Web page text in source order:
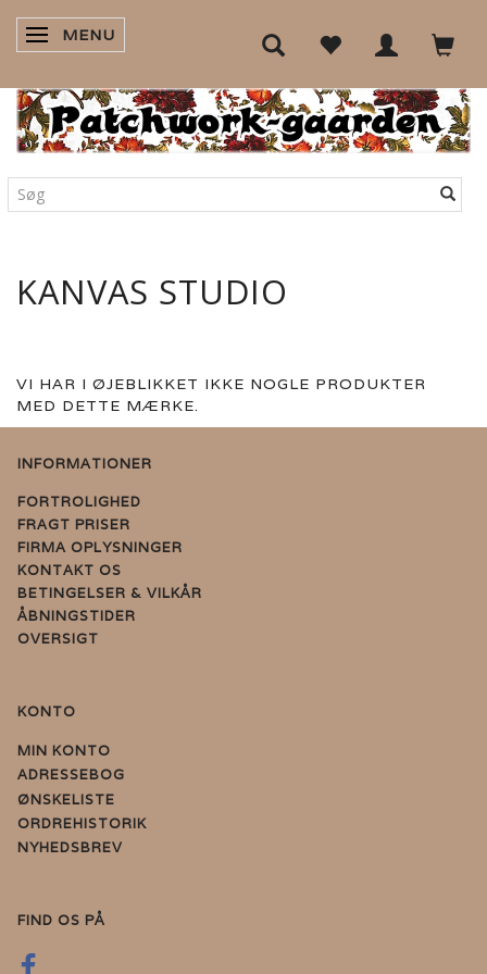
SKIFTE NAVIGATION
MENU
KANVAS STUDIO
VI HAR I ØJEBLIKKET IKKE NOGLE PRODUKTER
MED DETTE MÆRKE.
INFORMATIONER
FORTROLIGHED
FRAGT PRISER
FIRMA OPLYSNINGER
KONTAKT OS
BETINGELSER & VILKÅR
ÅBNINGSTIDER
OVERSIGT
KONTO
MIN KONTO
ADRESSEBOG
ØNSKELISTE
ORDREHISTORIK
NYHEDSBREV
FIND OS PÅ